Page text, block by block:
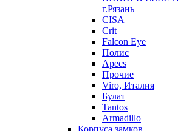
г.Рязань
CISA
Crit
Falcon Eye
Полис
Apecs
Прочие
Viro, Италия
Булат
Tantos
Armadillo
Корпуса замков